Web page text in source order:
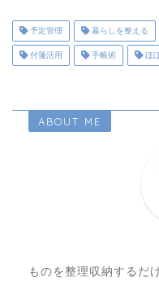
予定管理 暮らしを整える
付箋活用 手帳術 ほ
ABOUT ME
ものを整理収納するだ